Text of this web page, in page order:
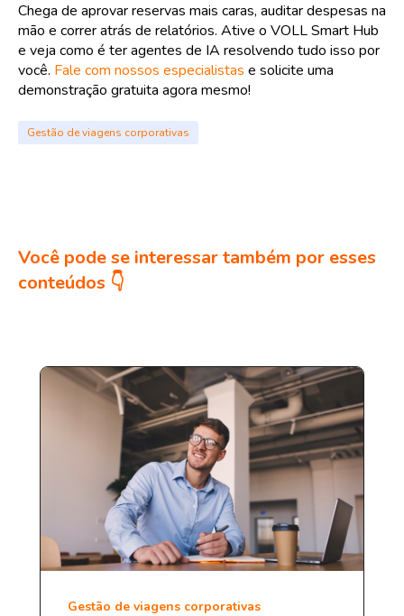
Chega de aprovar reservas mais caras, auditar despesas na
mão e correr atrás de relatórios. Ative o VOLL Smart Hub
e veja como é ter agentes de IA resolvendo tudo isso por
você. Fale com nossos especialistas e solicite uma
demonstração gratuita agora mesmo!
Gestão de viagens corporativas
Você pode se interessar também por esses
conteúdos 👇
Gestão de viagens corporativas